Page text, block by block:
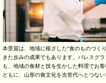
本受賞は、地域に根ざした“食のものづく
きた歩みの成果でもあります。パレスグ
も、地域の食材と技を生かした料理でお
ともに、山形の食文化を次世代へとつない